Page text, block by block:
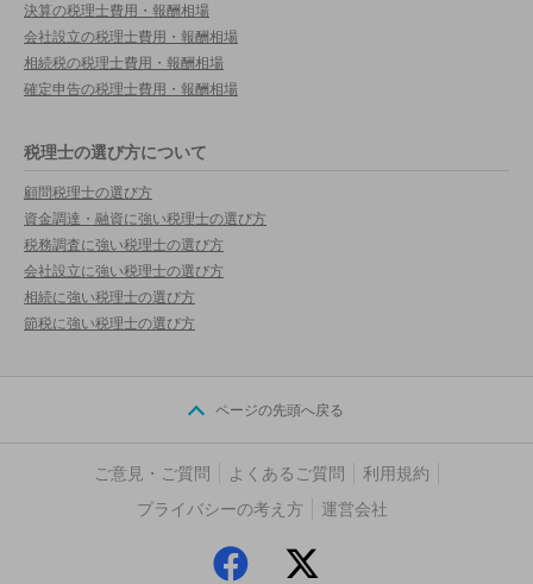
決算の税理士費用・報酬相場
会社設立の税理士費用・報酬相場
相続税の税理士費用・報酬相場
確定申告の税理士費用・報酬相場
税理士の選び方について
顧問税理士の選び方
資金調達・融資に強い税理士の選び方
税務調査に強い税理士の選び方
会社設立に強い税理士の選び方
相続に強い税理士の選び方
節税に強い税理士の選び方
ページの先頭へ戻る
ご意見・ご質問 よくあるご質問
利用規約
プライバシーの考え方
運営会社